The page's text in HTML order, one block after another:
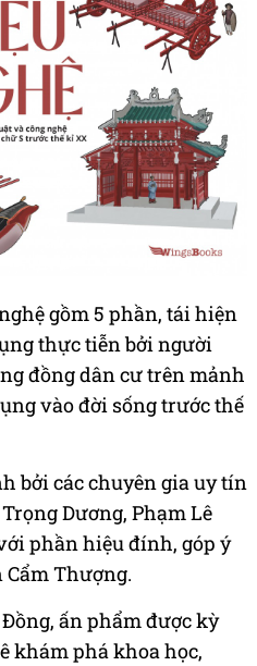
gồm 5 phần, tái hiện
thực tiễn bởi người
đồng dân cư trên mảnh
vào đời sống trước thế
bởi các chuyên gia uy tín
Dương, Phạm Lê
phần hiệu đính, góp ý
Thượng.
ấn phẩm được kỳ
khám phá khoa học,